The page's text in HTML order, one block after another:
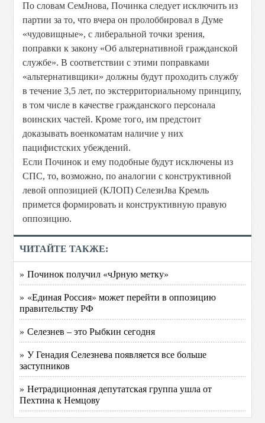
По словам СемЈнова, Починка следует исключить из
партии за то, что вчера он пролоббировал в Думе
«чудовищные», с либеральной точки зрения,
поправки к закону «Об альтернативной гражданской
службе». В соответствии с этими поправками
«альтернативщики» должны будут проходить службу
в течение 3,5 лет, по экстерриториальному принципу,
в том числе в качестве гражданского персонала
воинских частей. Кроме того, им предстоит
доказывать военкоматам наличие у них
пацифистских убеждений.
Если Починок и ему подобные будут исключены из
СПС, то, возможно, по аналогии с конструктивной
левой оппозицией (КЛОП) СелезнЈва Кремль
примется формировать и конструктивную правую
оппозицию.
ЧИТАЙТЕ ТАКЖЕ:
» Починок получил «чЈрную метку»
» «Единая Россия» может перейти в оппозицию
правительству РФ
» Селезнев – это Рыбкин сегодня
» У Генадия Селезнева появляется все больше
заступников
» Нетрадиционная депутатская группа ушла от
Пехтина к Немцову